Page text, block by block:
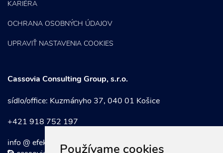
Používame cookies
KARIÉRA
OCHRANA OSOBNÝCH ÚDAJOV
UPRAVIŤ NASTAVENIA COOKIES
Cassovia Consulting Group, s.r.o.
sídlo/office: Kuzmányho 37, 040 01 Košice
+421 918 752 197
info @ efektivnymarketing . sk